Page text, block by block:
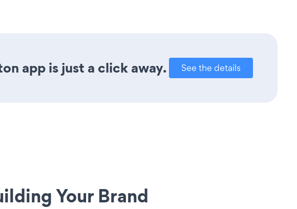
app is just a click away. See the details
Your Brand